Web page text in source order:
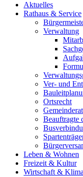
Aktuelles
Rathaus & Service
Verwaltung
Ver- und
Ortsrecht
Gemeinderat
Beauftragte
Leben & Wohnen
Freizeit & Kultur
Wirtschaft & Klima